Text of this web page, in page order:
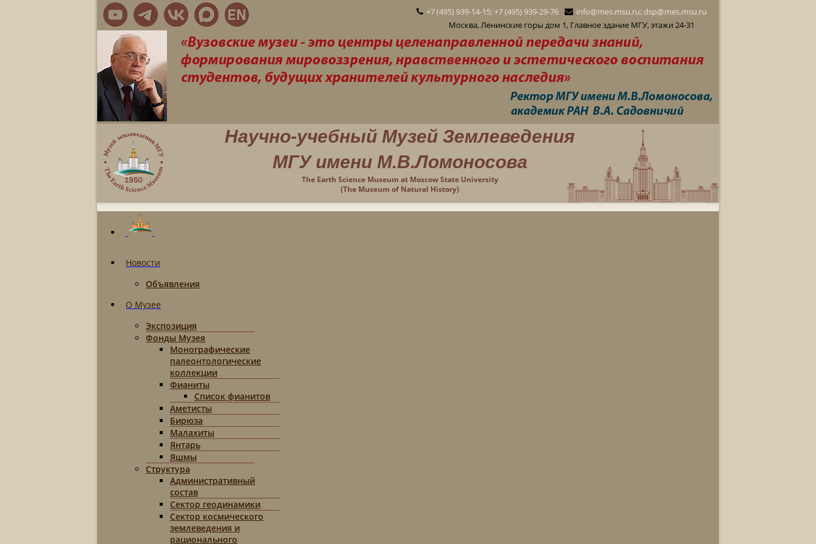
+7 (495) 939-14-15; +7 (495) 939-29-76
info@mes.msu.ru; dsp@mes.msu.ru
Москва, Ленинские горы дом 1, Главное здание МГУ, этажи 24-31
Научно-учебный Музей Землеведения
МГУ имени М.В.Ломоносова
The Earth Science Museum at Moscow State University
(The Museum of Natural History)
Новости
Объявления
О Музее
Экспозиция
Фонды Музея
Монографические
палеонтологические
коллекции
Фианиты
Список фианитов
Аметисты
Бирюза
Малахиты
Янтарь
Яшмы
Структура
Административный
состав
Сектор геодинамики
Сектор космического
землеведения и
рационального